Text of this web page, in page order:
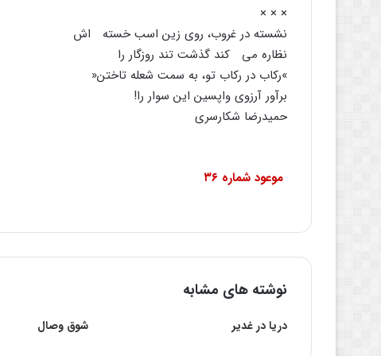
× × ×
نشسته در غروب، روى زین اسب خسته اش
نظاره مى کند گذشت تند روزگار را
»رکاب در رکاب تو، به سمت شعله تاختن«
برآور آرزوى واپسین این سوار را!
حمیدرضا شکارسرى
موعود شماره ۳۶
نوشته های مشابه
دریا در غدیر شوق وصال